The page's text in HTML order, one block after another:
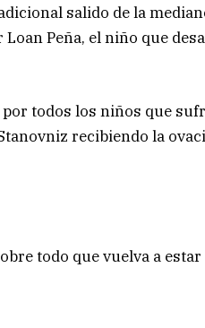
salido de la
Peña, el niño que
todos los niños que
recibiendo la
todo que vuelva a